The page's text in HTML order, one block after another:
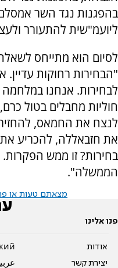
בהפגנות נגד השר
ליועמ"שית להתעורר
לסיום הוא מתייחס
"הבחירות רחוקות
לבחירות. אנחנו
חוליות מחבלים בטול
לנצח את החמאס,
את חזבאללה, להכריע
בחירות? זו ממש
הממשלה".
מצאתם טעות או
פנו אלינו
אודות
יצירת קשר